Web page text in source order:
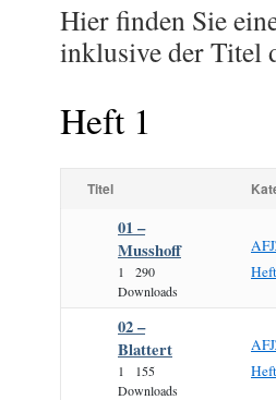
Hier finden Sie
inklusive der Titel
Heft 1
Titel
01 –
Musshoff
1
290
Downloads
02 –
Blattert
1
155
Downloads